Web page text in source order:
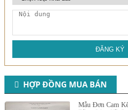
ĐĂNG KÝ
HỢP ĐỒNG MUA BÁN
Mẫu Đơn Cam